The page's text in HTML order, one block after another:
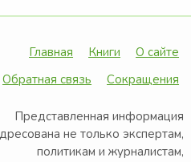
Главная Книги
О сайте
Обратная связь
Сокращения
Представленная информация
не только экспертам,
политикам и журналистам,